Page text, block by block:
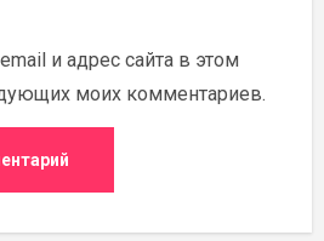
и адрес сайта в этом
моих комментариев.